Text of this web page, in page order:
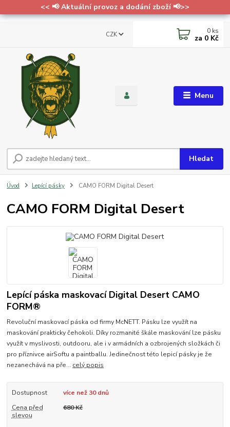
<< 📢 Aktuální provoz a dodání zboží 📢>>
Menu
CZK
Hledat
0 ks
za 0 Kč
Úvod Lepící pásky CAMO FORM Digital Desert
CAMO FORM Digital Desert
Lepící páska maskovací Digital Desert CAMO
FORM®
Revoluční maskovací páska od firmy McNETT. Pásku lze využít na
maskování prakticky čehokoli. Díky rozmanité škále maskování lze pásku
využít v myslivosti, outdooru, ale i v armádních a ozbrojených složkách či
pro příznivce airSoftu a paintballu. Jedinečnost této lepicí pásky je že
nezanechává na pře... celý popis
Dostupnost
více než 30 dnů
Cena před
slevou
680 Kč